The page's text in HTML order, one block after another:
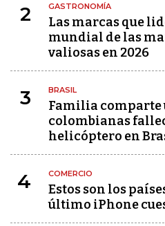
2 GASTRONOMÍA
Las marcas que
mundial de las
valiosas en 2026
3 BRASIL
Familia comparte
colombianas
helicóptero en
4 COMERCIO
Estos son los
último iPhone